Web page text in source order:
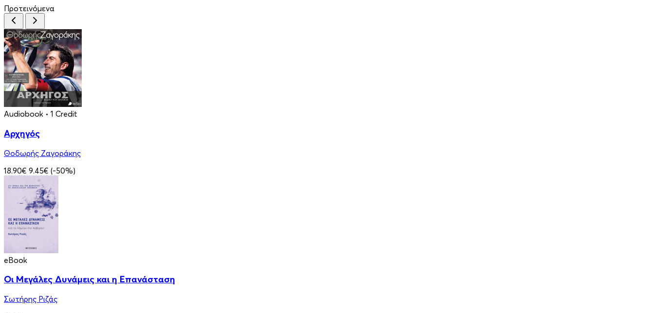
Προτεινόμενα
Audiobook • 1 Credit
Αρχηγός
Θοδωρής Ζαγοράκης
18.90€ 9.45€ (-50%)
eBook
Οι Μεγάλες Δυνάμεις και η Επανάσταση
Σωτήρης Ριζάς